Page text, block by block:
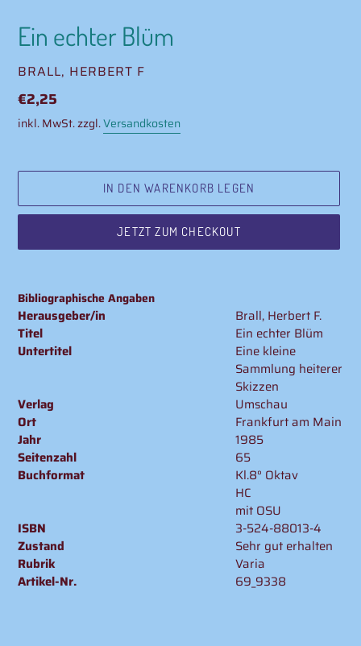
Ein echter Blüm
VERKÄUFER
BRALL, HERBERT F
Normaler
Preis
€2,25
inkl. MwSt. zzgl.Versandkosten
IN DEN WARENKORB LEGEN
JETZT ZUM CHECKOUT
wird
zum
Warenkorb
hinzugefügt
Bibliographische Angaben
Herausgeber/in
Brall, Herbert F.
Titel
Ein echter Blüm
Untertitel
Eine kleine
Sammlung heiterer
Skizzen
Verlag
Umschau
Ort
Frankfurt am Main
Jahr
1985
Seitenzahl
65
Buchformat
Kl.8° Oktav
HC
mit OSU
ISBN
3-524-88013-4
Zustand
Sehr gut erhalten
Rubrik
Varia
Artikel-Nr.
69_9338